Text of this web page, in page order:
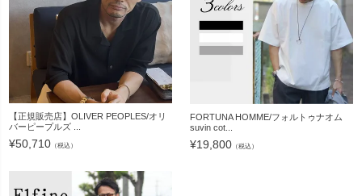
【正規販売店】OLIVER PEOPLES/オリ
バーピープルズ ...
¥50,710 （税込）
FORTUNA HOMME/フォルトゥナオム
suvin cot...
¥19,800 （税込）